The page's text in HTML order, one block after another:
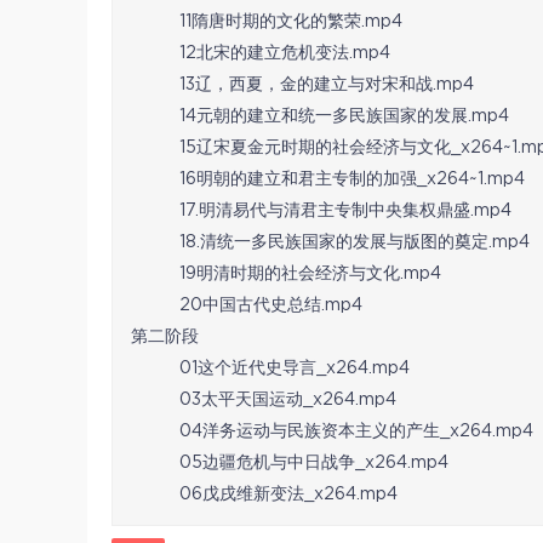
11隋唐时期的文化的繁荣.mp4
12北宋的建立危机变法.mp4
13辽，西夏，金的建立与对宋和战.mp4
14元朝的建立和统一多民族国家的发展.mp4
15辽宋夏金元时期的社会经济与文化
16明朝的建立和君主专制的加强_x264~1.mp4
17.明清易代与清君主专制中央集权鼎盛.mp4
18.清统一多民族国家的发展与版图的奠定.mp4
19明清时期的社会经济与文化.mp4
20中国古代史总结.mp4
第二阶段
01这个近代史导言_x264.mp4
03太平天国运动_x264.mp4
04洋务运动与民族资本主义的产生_x264.mp4
05边疆危机与中日战争_x264.mp4
06戊戌维新变法_x264.mp4